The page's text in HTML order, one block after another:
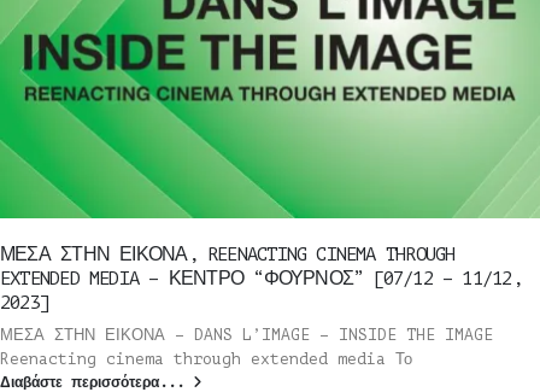
ΜΕΣΑ ΣΤΗΝ ΕΙΚΟΝΑ, REENACTING CINEMA THROUGH
EXTENDED MEDIA – ΚΕΝΤΡΟ “ΦΟΥΡΝΟΣ” [07/12 – 11/12,
2023]
ΜΕΣΑ ΣΤΗΝ ΕΙΚΟΝΑ – DANS L’IMAGE – INSIDE THE IMAGE
Reenacting cinema through extended media Το
Διαβάστε περισσότερα...